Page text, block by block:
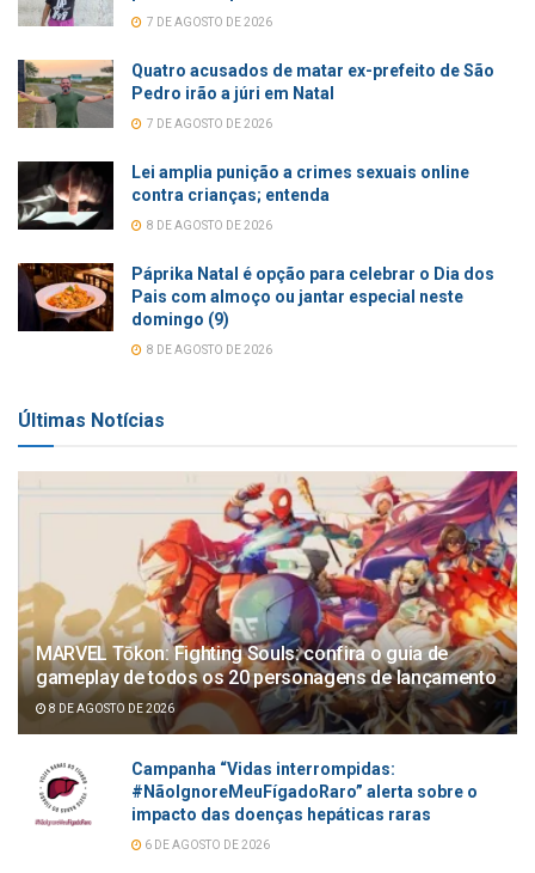
7 DE AGOSTO DE 2026
Quatro acusados de matar ex-prefeito de São
Pedro irão a júri em Natal
7 DE AGOSTO DE 2026
Lei amplia punição a crimes sexuais online
contra crianças; entenda
8 DE AGOSTO DE 2026
Páprika Natal é opção para celebrar o Dia dos
Pais com almoço ou jantar especial neste
domingo (9)
8 DE AGOSTO DE 2026
Últimas Notícias
MARVEL Tōkon: Fighting Souls: confira o guia de
gameplay de todos os 20 personagens de lançamento
8 DE AGOSTO DE 2026
Campanha “Vidas interrompidas:
#NãoIgnoreMeuFígadoRaro” alerta sobre o
impacto das doenças hepáticas raras
6 DE AGOSTO DE 2026